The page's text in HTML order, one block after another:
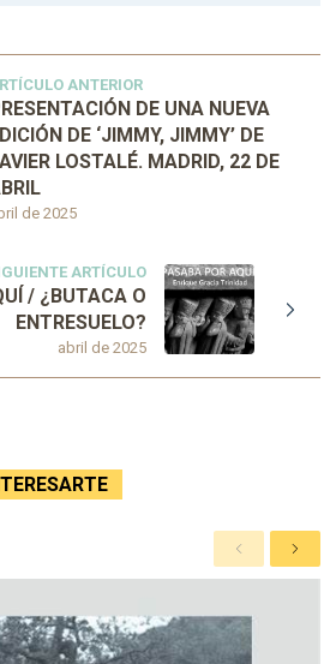
ANTERIOR
de 2025
DE UNA NUEVA
DE ‘JIMMY, JIMMY’ DE
LOSTALÉ. MADRID, 22 DE
ARTÍCULO
abril de 2025
/ ¿BUTACA O
ENTRESUELO?
A
n
e
r
S
i